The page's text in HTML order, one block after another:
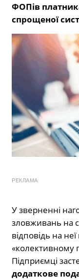
ФОПів
спрощеної
РЕКЛАМА
У зверненні
зловживань на
відповідь на
«колективному
Підприємці
додаткове